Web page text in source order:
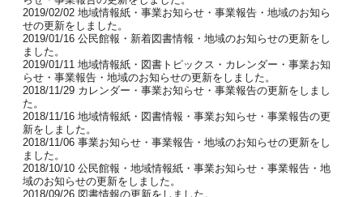
2019/02/02 地域情報紙・事業お知らせ・事業報告・地域のお知ら
せの更新をしました。
2019/01/16 公民館報・新着図書情報・地域のお知らせの更新をし
ました。
2019/01/11 地域情報紙・図書トピックス・カレンダー・事業お知
らせ・事業報告・地域のお知らせの更新をしました。
2018/11/29 カレンダー・事業お知らせ・事業報告の更新をしまし
た。
2018/11/16 地域情報紙・図書情報・事業お知らせ・事業報告の更
新をしました。
2018/11/06 事業お知らせ・事業報告・地域のお知らせの更新をし
ました。
2018/10/10 公民館報・地域情報紙・事業お知らせ・事業報告・地
域のお知らせの更新をしました。
2018/09/26 図書情報の更新をしました。